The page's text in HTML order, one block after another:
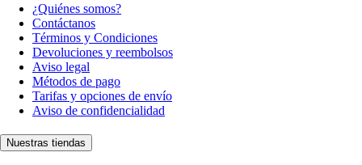
¿Quiénes somos?
Contáctanos
Términos y Condiciones
Devoluciones y reembolsos
Aviso legal
Métodos de pago
Tarifas y opciones de envío
Aviso de confidencialidad
Nuestras tiendas